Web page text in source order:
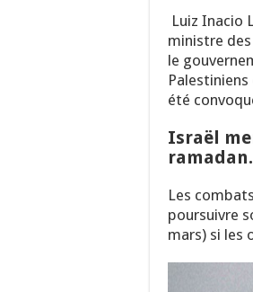
Luiz Inacio
ministre
le
Palestiniens
été
Israël
ramadan.
Les
poursuivre
mars) si les